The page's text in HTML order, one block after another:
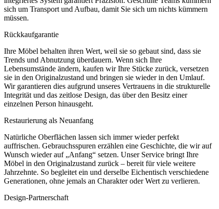
sich um Transport und Aufbau, damit Sie sich um nichts kümmern
müssen.
Rückkaufgarantie
Ihre Möbel behalten ihren Wert, weil sie so gebaut sind, dass sie
Trends und Abnutzung überdauern. Wenn sich Ihre
Lebensumstände ändern, kaufen wir Ihre Stücke zurück, versetzen
sie in den Originalzustand und bringen sie wieder in den Umlauf.
Wir garantieren dies aufgrund unseres Vertrauens in die strukturelle
Integrität und das zeitlose Design, das über den Besitz einer
einzelnen Person hinausgeht.
Restaurierung als Neuanfang
Natürliche Oberflächen lassen sich immer wieder perfekt
auffrischen. Gebrauchsspuren erzählen eine Geschichte, die wir auf
Wunsch wieder auf „Anfang“ setzen. Unser Service bringt Ihre
Möbel in den Originalzustand zurück – bereit für viele weitere
Jahrzehnte. So begleitet ein und derselbe Eichentisch verschiedene
Generationen, ohne jemals an Charakter oder Wert zu verlieren.
Design-Partnerschaft